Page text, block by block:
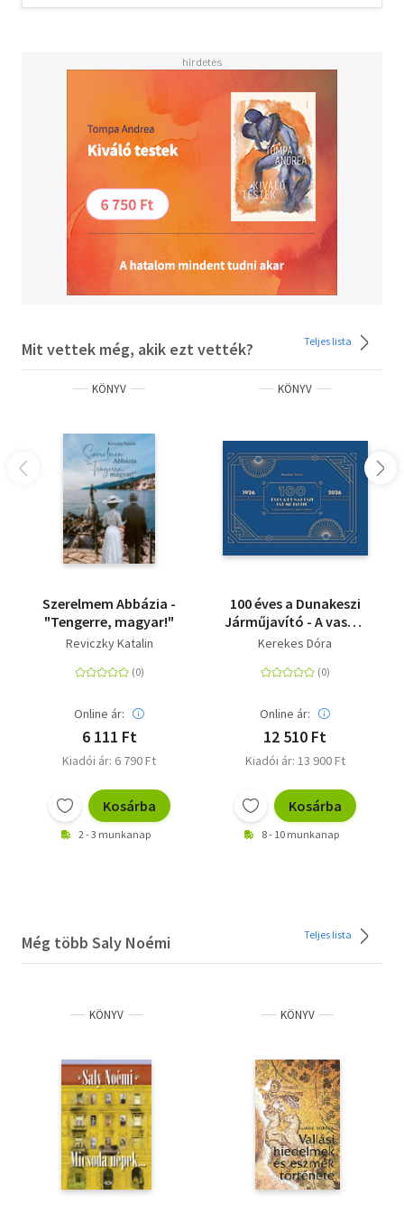
föleleveníteni? Lesz, akit a hadikonyha trükkjei fognak
megihletni, lesz, akit a főúri szakácskönyvek. Lesz, aki
velem együtt fog ijedten rácsodálkozni a pogácsástál
fenekén lapuló ördögre, és lesz, aki fűszerfüveket
szedeget majd a mezőn egy kísérleti miskulancia-
salátához. Lesz, aki másmilyen arcot vág majd, ha
apácával találkozik a villamoson. Mindegyik esetben
elmondhatom: nem hiába dolgoztam."
SALY NOÉMI
Mit vettek még, akik ezt vették? Teljes lista
KÖNYV
Szerelmem Abbázia -
"Tengerre, magyar!"
Reviczky Katalin
Online ár:
6 111 Ft
Kiadói ár: 6 790 Ft
Kosárba
2 - 3 munkanap
KÖNYV
100 éves a Dunakeszi
Járműjavító - A vasúti
járműjavítás és -
Kerekes Dóra
Online ár:
12 510 Ft
Kiadói ár: 13 900 Ft
Kosárba
8 - 10 munkanap
Még több Saly Noémi Teljes lista
KÖNYV KÖNYV